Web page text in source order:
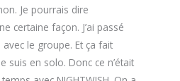
Je pourrais dire
certaine façon. J’ai passé
le groupe. Et ça fait
suis en solo. Donc ce n’était